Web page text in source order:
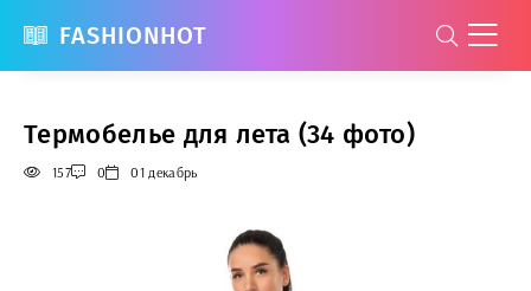
FASHIONHOT
Термобелье для лета (34 фото)
157 0 01 декабрь